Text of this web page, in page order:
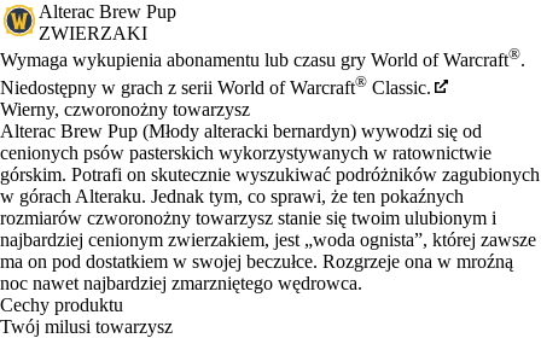
Alterac Brew Pup
ZWIERZAKI
Cena
Available actions
Wymaga wykupienia abonamentu lub czasu gry World of Warcraft®.
Niedostępny w grach z serii World of Warcraft® Classic.
Wierny, czworonożny towarzysz
Alterac Brew Pup (Młody alteracki bernardyn) wywodzi się od
cenionych psów pasterskich wykorzystywanych w ratownictwie
górskim. Potrafi on skutecznie wyszukiwać podróżników zagubionych
w górach Alteraku. Jednak tym, co sprawi, że ten pokaźnych
rozmiarów czworonożny towarzysz stanie się twoim ulubionym i
najbardziej cenionym zwierzakiem, jest „woda ognista”, której zawsze
ma on pod dostatkiem w swojej beczułce. Rozgrzeje ona w mroźną
noc nawet najbardziej zmarzniętego wędrowca.
Cechy produktu
Twój milusi towarzysz